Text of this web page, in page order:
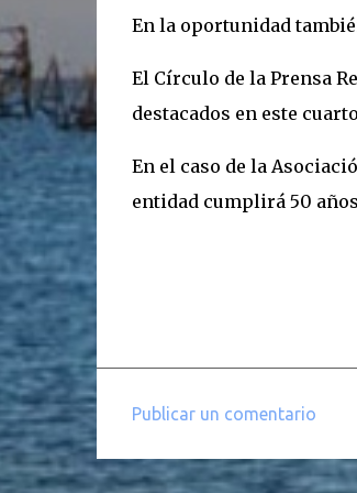
En la oportunidad
El Círculo de la Prensa
destacados en este
En el caso de la
entidad cumplirá 50
o
Publicar un comentario